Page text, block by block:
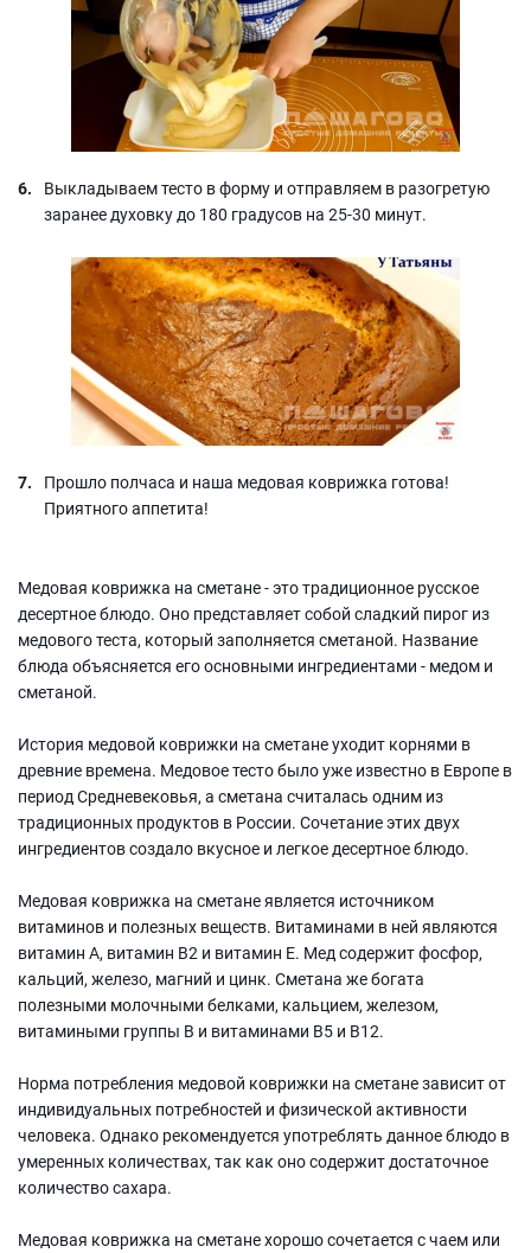
Выкладываем тесто в форму и отправляем в разогретую
заранее духовку до 180 градусов на 25-30 минут.
Прошло полчаса и наша медовая коврижка готова!
Приятного аппетита!
Медовая коврижка на сметане - это традиционное русское
десертное блюдо. Оно представляет собой сладкий пирог из
медового теста, который заполняется сметаной. Название
блюда объясняется его основными ингредиентами - медом и
сметаной.
История медовой коврижки на сметане уходит корнями в
древние времена. Медовое тесто было уже известно в Европе в
период Средневековья, а сметана считалась одним из
традиционных продуктов в России. Сочетание этих двух
ингредиентов создало вкусное и легкое десертное блюдо.
Медовая коврижка на сметане является источником
витаминов и полезных веществ. Витаминами в ней являются
витамин А, витамин В2 и витамин Е. Мед содержит фосфор,
кальций, железо, магний и цинк. Сметана же богата
полезными молочными белками, кальцием, железом,
витамиными группы В и витаминами В5 и В12.
Норма потребления медовой коврижки на сметане зависит от
индивидуальных потребностей и физической активности
человека. Однако рекомендуется употреблять данное блюдо в
умеренных количествах, так как оно содержит достаточное
количество сахара.
Медовая коврижка на сметане хорошо сочетается с чаем или